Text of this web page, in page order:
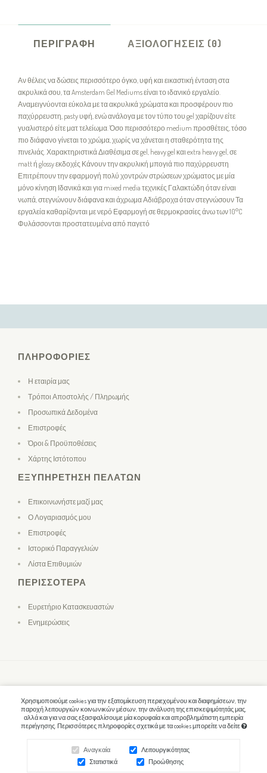
Χρησιμοποιούμε cookies για την εξατομίκευση περιεχομένου και διαφημίσεων, την
παροχή λειτουργιών κοινωνικών μέσων, την ανάλυση της επισκεψιμότητάς μας,
αλλά και για να σας εξασφαλίσουμε μία κορυφαία και απροβλημάτιστη εμπειρία
περιήγησης. Περισσότερες πληροφορίες σχετικά με τα cookies μπορείτε να δείτε
Αναγκαία
Λειτουργικότητας
Στατιστικά
Προώθησης
ΠΕΡΙΓΡΑΦΉ ΑΞΙΟΛΟΓΉΣΕΙΣ (0)
Αν θέλεις να δώσεις περισσότερο όγκο, υφή και εικαστική ένταση στα
ακρυλικά σου, τα Amsterdam Gel Mediums είναι το ιδανικό εργαλείο.
Αναμειγνύονται εύκολα με τα ακρυλικά χρώματα και προσφέρουν πιο
παχύρρευστη, pasty υφή, ενώ ανάλογα με τον τύπο του gel χαρίζουν είτε
γυαλιστερό είτε ματ τελείωμα. Όσο περισσότερο medium προσθέτεις, τόσο
πιο διάφανο γίνεται το χρώμα, χωρίς να χάνεται η σταθερότητα της
πινελιάς. Χαρακτηριστικά Διαθέσιμα σε gel, heavy gel και extra heavy gel, σε
matt ή glossy εκδοχές Κάνουν την ακρυλική μπογιά πιο παχύρρευστη
Επιτρέπουν την εφαρμογή πολύ χοντρών στρώσεων χρώματος με μία
μόνο κίνηση Ιδανικά και για mixed media τεχνικές Γαλακτώδη όταν είναι
νωπά, στεγνώνουν διάφανα και άχρωμα Αδιάβροχα όταν στεγνώσουν Τα
εργαλεία καθαρίζονται με νερό Εφαρμογή σε θερμοκρασίες άνω των 10°C
Φυλάσσονται προστατευμένα από παγετό
ΠΛΗΡΟΦΟΡΊΕΣ
Η εταιρία μας
Τρόποι Αποστολής / Πληρωμής
Προσωπικά Δεδομένα
Επιστροφές
Όροι & Προϋποθέσεις
Χάρτης Ιστότοπου
ΕΞΥΠΗΡΈΤΗΣΗ ΠΕΛΑΤΏΝ
Επικοινωνήστε μαζί μας
Ο Λογαριασμός μου
Επιστροφές
Ιστορικό Παραγγελιών
Λίστα Επιθυμιών
ΠΕΡΙΣΣΌΤΕΡΑ
Ευρετήριο Κατασκευαστών
Ενημερώσεις